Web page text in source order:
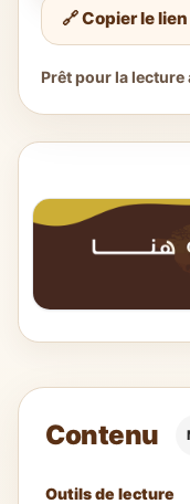
🔗 Copier le lien
Prêt pour la lecture
Contenu
Outils de lecture